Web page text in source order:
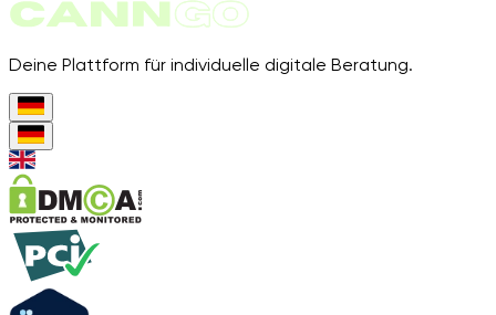
Deine Plattform für individuelle digitale Beratung.